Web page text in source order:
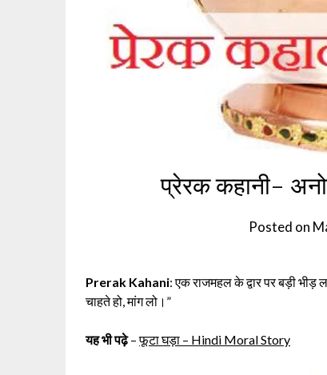
प्रेरक कहानी-
Posted on
Prerak Kahani: एक राजमहल के द्वार पर बड़ी भीड़
चाहते हो, मांग लो।”
यह भी पढ़े–फूटा घड़ा – Hindi Moral Story